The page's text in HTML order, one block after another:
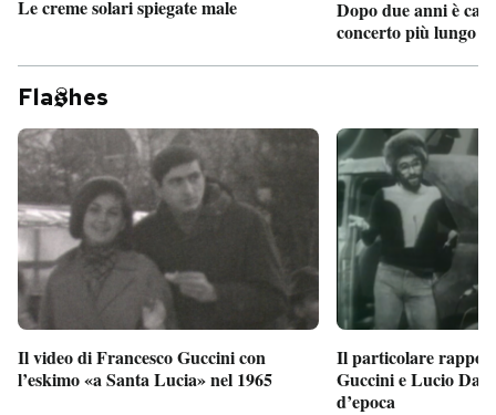
Le creme solari spiegate male
Dopo due anni è
concerto più lungo
Fla hes
Il video di Francesco Guccini con
l’eskimo «a Santa Lucia» nel 1965
Il particolare
Guccini e Lucio
d’epoca